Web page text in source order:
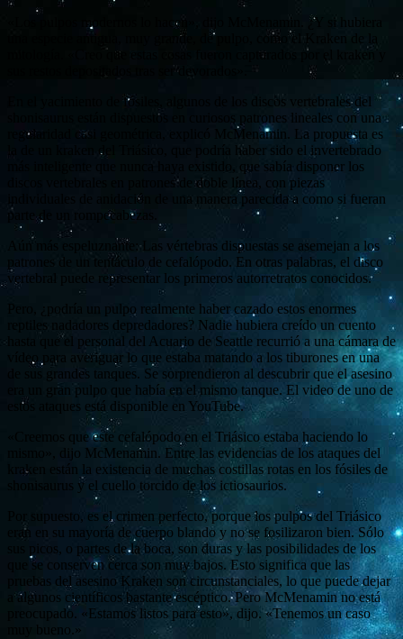
«Los pulpos modernos lo hacen», dijo McMenamin. ¿Y si hubiera
una especie antigua, muy grande, de pulpo, como el Kraken de la
mitología. «Creo que estas cosas fueron capturados por el kraken y
sus restos depositados tras ser devorados».
En el yacimiento de fósiles, algunos de los discos vertebrales del
shonisaurus están dispuestos en curiosos patrones lineales con una
regularidad casi geométrica, explicó McMenamin. La propuesta es
la de un kraken del Triásico, que podría haber sido el invertebrado
más inteligente que nunca haya existido, que sabía disponer los
discos vertebrales en patrones de doble línea, con piezas
individuales de anidación de una manera parecida a como si fueran
parte de un rompecabezas.
Aún más espeluznante: Las vértebras dispuestas se asemejan a los
patrones de un tentáculo de cefalópodo. En otras palabras, el disco
vertebral puede representar los primeros autorretratos conocidos.
Pero, ¿podría un pulpo realmente haber cazado estos enormes
reptiles nadadores depredadores? Nadie hubiera creído un cuento
hasta que el personal del Acuario de Seattle recurrió a una cámara de
vídeo para averiguar lo que estaba matando a los tiburones en una
de sus grandes tanques. Se sorprendieron al descubrir que el asesino
era un gran pulpo que había en el mismo tanque. El video de uno de
estos ataques está disponible en YouTube.
«Creemos que este cefalópodo en el Triásico estaba haciendo lo
mismo», dijo McMenamin. Entre las evidencias de los ataques del
kraken están la existencia de muchas costillas rotas en los fósiles de
shonisaurus y el cuello torcido de los ictiosaurios.
Por supuesto, es el crimen perfecto, porque los pulpos del Triásico
eran en su mayoría de cuerpo blando y no se fosilizaron bien. Sólo
sus picos, o partes de la boca, son duras y las posibilidades de los
que se conserven cerca son muy bajos. Esto significa que las
pruebas del asesino Kraken son circunstanciales, lo que puede dejar
a algunos científicos bastante escéptico. Pero McMenamin no está
preocupado. «Estamos listos para esto», dijo. «Tenemos un caso
muy bueno.»